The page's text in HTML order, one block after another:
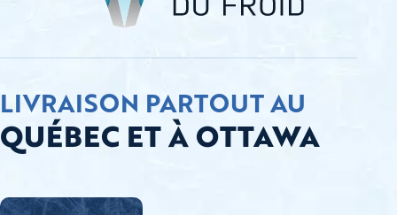
LIVRAISON PARTOUT AU
QUÉBEC ET À OTTAWA